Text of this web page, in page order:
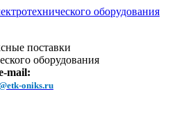
поставки
оборудования
mail:
oniks.ru